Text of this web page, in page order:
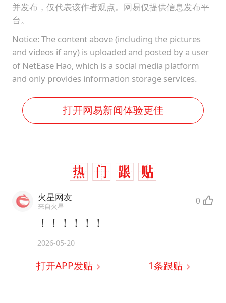
并发布，仅代表该作者观点。网易仅提供信息发布平
台。
Notice: The content above (including the pictures
and videos if any) is uploaded and posted by a user
of NetEase Hao, which is a social media platform
and only provides information storage services.
打开网易新闻体验更佳
火星网友
来自火星 0
！！！！！！
2026-05-20
打开APP发贴 1条跟贴